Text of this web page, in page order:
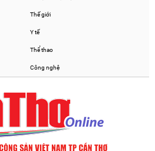
Thế giới
Y tế
Thể thao
Công nghệ